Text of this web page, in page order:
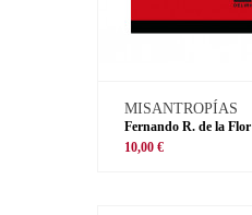
MISANTROPÍAS
Fernando R. de la Flor
10,00 €